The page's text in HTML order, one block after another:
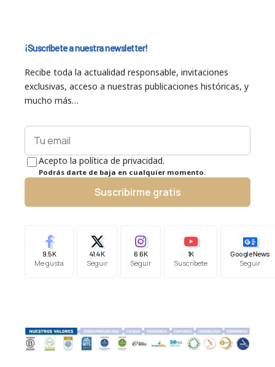
¡Suscríbete a nuestra newsletter!
Recibe toda la actualidad responsable, invitaciones
exclusivas, acceso a nuestras publicaciones históricas, y
mucho más…
Acepto la política de privacidad.
Podrás darte de baja en cualquier momento.
Suscribirme gratis
9.5K
Me gusta
41.4K
Seguir
6.6K
Seguir
1K
Suscríbete
Google News
Seguir